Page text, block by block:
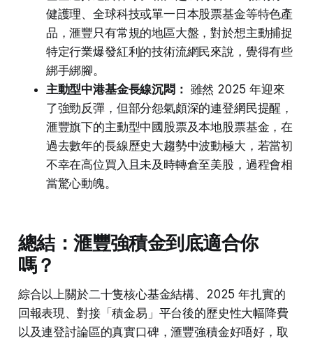
健護理、全球科技或單一日本股票基金等特色產
品，滙豐只有常規的地區大盤，對於想主動捕捉
特定行業爆發紅利的技術流網民來說，覺得有些
綁手綁腳。
主動型中港基金長線沉悶： 雖然 2025 年迎來
了強勁反彈，但部分怨氣頗深的連登網民提醒，
滙豐旗下的主動型中國股票及本地股票基金，在
過去數年的長線歷史大趨勢中波動極大，若當初
不幸在高位買入且未及時轉倉至美股，過程會相
當驚心動魄。
總結：滙豐強積金到底適合你
嗎？
綜合以上關於二十隻核心基金結構、2025 年扎實的
回報表現、對接「積金易」平台後的歷史性大幅降費
以及連登討論區的真實口碑，滙豐強積金好唔好，取